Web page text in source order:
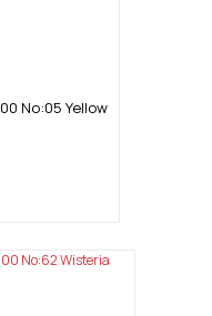
No:05 Yellow